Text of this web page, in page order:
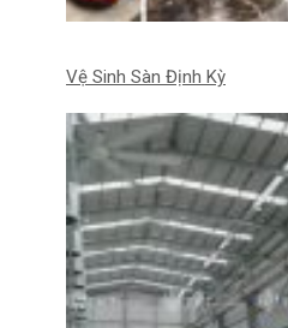
Vệ Sinh Sàn Định Kỳ